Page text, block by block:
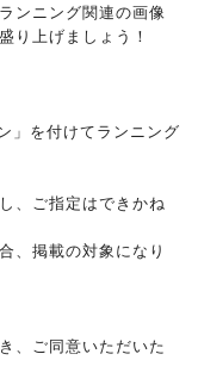
ンニング関連の画像
り上げましょう！
」を付けてランニング
、ご指定はできかね
、掲載の対象になり
、ご同意いただいた